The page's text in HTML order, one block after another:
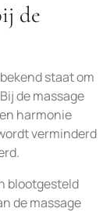
de
staat om
de massage
harmonie
verminderd
blootgesteld
de massage